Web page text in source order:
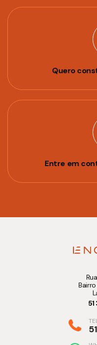
Quero
Entre em